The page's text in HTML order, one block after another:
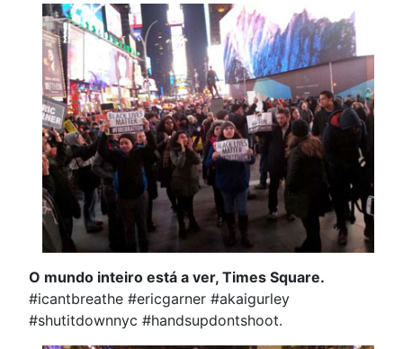
O mundo inteiro está a ver, Times Square.
#icantbreathe #ericgarner #akaigurley
#shutitdownnyc #handsupdontshoot.